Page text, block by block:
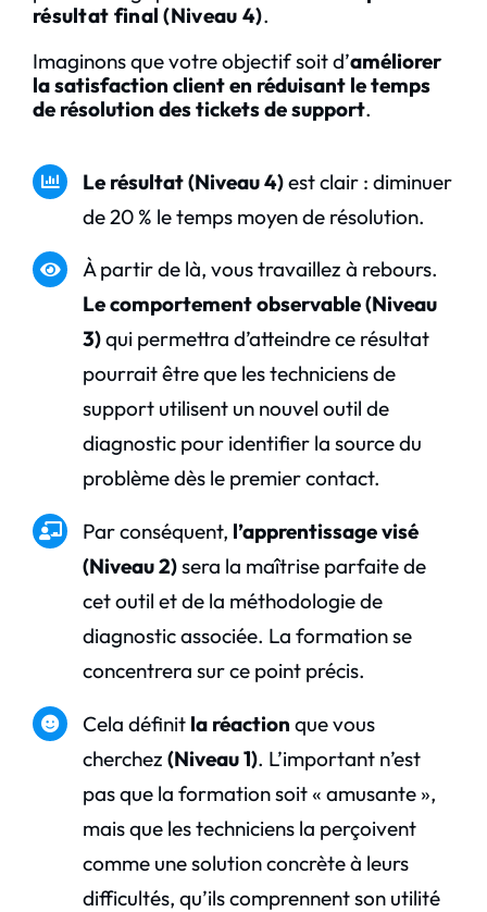
résultat final (Niveau 4).
Imaginons que votre objectif soit d’améliorer
la satisfaction client en réduisant le temps
de résolution des tickets de support.
Le résultat (Niveau 4)est clair : diminuer
de 20 % le temps moyen de résolution.
À partir de là, vous travaillez à rebours.
Le comportement observable (Niveau
3)qui permettra d’atteindre ce résultat
pourrait être que les techniciens de
support utilisent un nouvel outil de
diagnostic pour identifier la source du
problème dès le premier contact.
Par conséquent, l’apprentissage visé
(Niveau 2)sera la maîtrise parfaite de
cet outil et de la méthodologie de
diagnostic associée. La formation se
concentrera sur ce point précis.
Cela définit la réaction que vous
cherchez (Niveau 1). L’important n’est
pas que la formation soit « amusante »,
mais que les techniciens la perçoivent
comme une solution concrète à leurs
difficultés, qu’ils comprennent son utilité